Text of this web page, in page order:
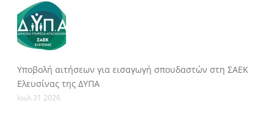
Υποβολή αιτήσεων για εισαγωγή σπουδαστών στη ΣΑΕΚ
Ελευσίνας της ΔΥΠΑ
Ιουλ 31 2026